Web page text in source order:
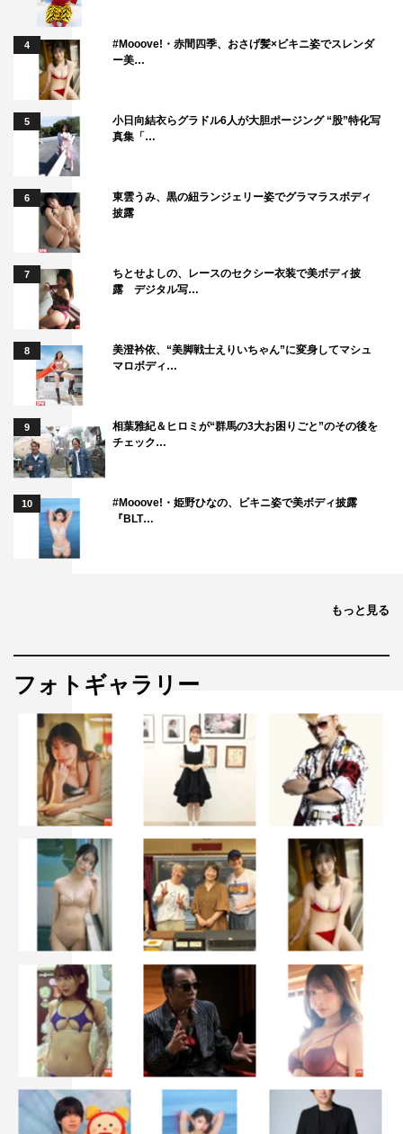
綾瀬はるか インタビュー
◆17年目のジャイアントコーンのCM撮影はいかがでした
か？
そんなに…17年もやってるんだって、すごい驚きまし
た！ いつもとちょっと違って、ラップ調のメロディーに
ったので、とても楽しかったです。ラップはノリノリだっ
たけど、「もうちょっと普通な感じで（お願いします）」
ノッってるっていうか…音楽に乗って楽しくしてるってい
う感じですね。「おいしい」っていう気持ちを表現してい
◆CMに登場するフレーズのように「しあわせが、とまら
みたいなのをずっと聞いてて、歌いながらすごいダンスし
て楽しかったです（笑）。90年代の楽曲を歌って踊って、
楽しかったです。
◆新CMは新年度の初めに放映されますが、学生時代の新
学期の思い出をお聞かせください。
私は誕生日がいつも春休みなので、家でお母さんがケーキ
を焼いてくれて、友だちが来て…宿題に追われるっていう
感じでした（笑）。（今年の誕生日は）仲の良い人たちと
笑い合いたいです。
◆新生活が始まる季節ですが、新しく始めたいと思ってい
ることはありますか？
一時期、筋トレをちょっとサボってる時期があって、最近
また身体を動かすのはやっぱり楽しいなって思い出してき
て、運動したりしています。家で腹筋したり、ウォーキン
グしたりしています。腹筋は…100回ぐらい。
4
#Mooove!・赤間四季、おさげ髪×ビキニ姿でスレンダ
ー美…
5
小日向結衣らグラドル6人が大胆ポージング “股”特化写
真集「…
6
東雲うみ、黒の紐ランジェリー姿でグラマラスボディ
披露
7
ちとせよしの、レースのセクシー衣装で美ボディ披
露 デジタル写…
8
美澄衿依、“美脚戦士えりいちゃん”に変身してマシュ
マロボディ…
9
相葉雅紀＆ヒロミが“群馬の3大お困りごと”のその後を
チェック…
10
#Mooove!・姫野ひなの、ビキニ姿で美ボディ披露
『BLT…
もっと見る
フォトギャラリー